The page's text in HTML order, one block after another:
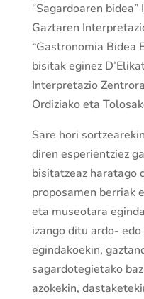
“Sagardoaren
Gaztaren
“Gastronomia Bidea
bisitak eginez
Interpretazio
Ordiziako eta
Sare hori
diren esperientziez
bisitatzeaz haratago
proposamen berriak
eta museotara
izango ditu ardo-
egindakoekin,
sagardotegietako
azokekin,